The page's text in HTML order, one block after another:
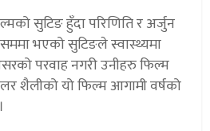
सुटिङ हुँदा परिणिति र अर्जुन
भएको सुटिङले स्वास्थ्यमा
परवाह नगरी उनीहरु फिल्म
शैलीको यो फिल्म आगामी वर्षको